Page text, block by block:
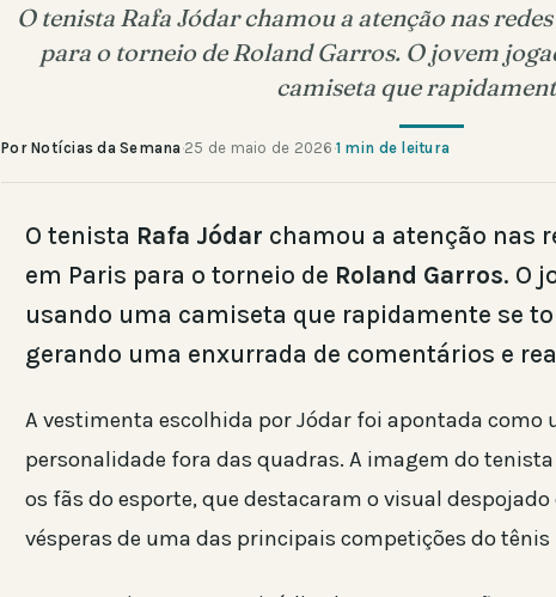
O tenista Rafa Jódar chamou a atenção nas
para o torneio de Roland Garros. O jovem
camiseta que
Por Notícias da Semana ·25 de maio de 2026 ·1 min de leitura
O tenista Rafa Jódar chamou a atenção nas
em Paris para o torneio de Roland Garros. O
usando uma camiseta que rapidamente se
gerando uma enxurrada de comentários e
A vestimenta escolhida por Jódar foi apontada como
personalidade fora das quadras. A imagem do
os fãs do esporte, que destacaram o visual
vésperas de uma das principais competições do